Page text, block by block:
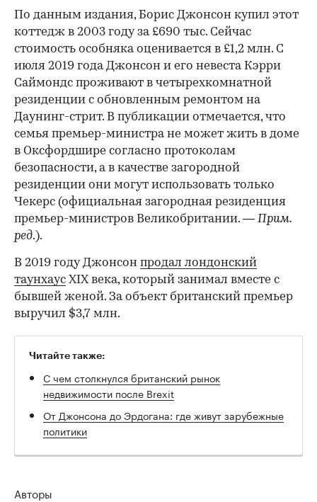
По данным издания, Борис Джонсон купил этот
коттедж в 2003 году за £690 тыс. Сейчас
стоимость особняка оценивается в £1,2 млн. С
июля 2019 года Джонсон и его невеста Кэрри
Саймондс проживают в четырехкомнатной
резиденции с обновленным ремонтом на
Даунинг-стрит. В публикации отмечается, что
семья премьер-министра не может жить в доме
в Оксфордшире согласно протоколам
безопасности, а в качестве загородной
резиденции они могут использовать только
Чекерс (официальная загородная резиденция
премьер-министров Великобритании. — Прим.
ред.).
В 2019 году Джонсон продал лондонский
таунхаус XIX века, который занимал вместе с
бывшей женой. За объект британский премьер
выручил $3,7 млн.
Читайте также:
С чем столкнулся британский рынок
недвижимости после Brexit
От Джонсона до Эрдогана: где живут зарубежные
политики
Авторы